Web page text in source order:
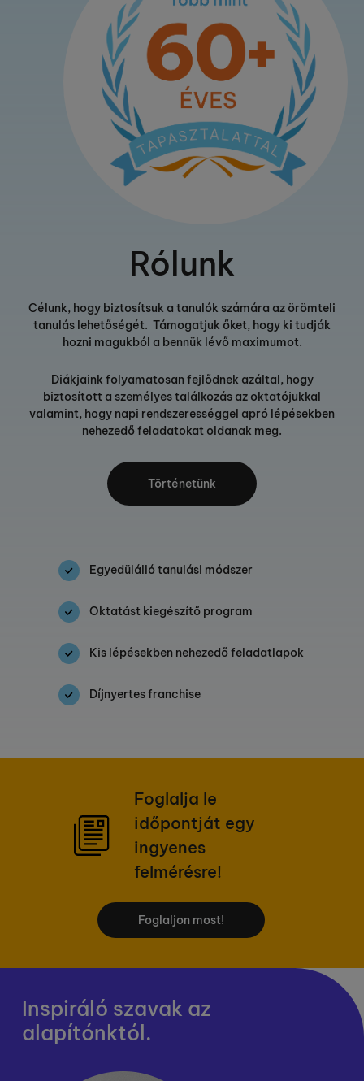
Rólunk
Célunk, hogy biztosítsuk a tanulók számára az örömteli
tanulás lehetőségét. Támogatjuk őket, hogy ki tudják
hozni magukból a bennük lévő maximumot.
Diákjaink folyamatosan fejlődnek azáltal, hogy
biztosított a személyes találkozás az oktatójukkal
valamint, hogy napi rendszerességgel apró lépésekben
nehezedő feladatokat oldanak meg.
Történetünk
Egyedülálló tanulási módszer
Oktatást kiegészítő program
Kis lépésekben nehezedő feladatlapok
Díjnyertes franchise
Foglalja le
időpontját egy
ingyenes
felmérésre!
Foglaljon most!
Inspiráló szavak az
alapítónktól.